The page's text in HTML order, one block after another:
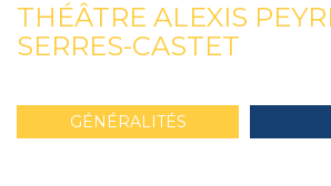
THÉÂTRE ALEXIS
SERRES-CASTET
GÉNÉRALITÉS